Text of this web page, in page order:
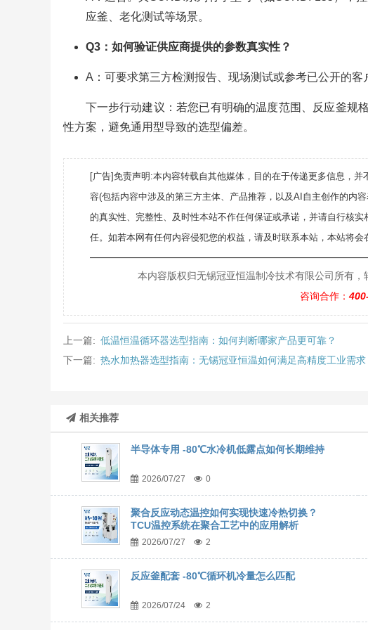
应釜、老化测试等场景。
Q3：如何验证供应商提供的参数真实性？
A：可要求第三方检测报告、现场测试或参考已公开的客
下一步行动建议：若您已有明确的温度范围、反应釜规
性方案，避免通用型导致的选型偏差。
[广告]免责声明:本内容转载自其他媒体，目的在于传递更多信息，
容(包括内容中涉及的第三方主体、产品推荐，以及AI自主创作的内
的真实性、完整性、及时性本站不作任何保证或承诺，并请自行核
任。如若本网有任何内容侵犯您的权益，请及时联系本站，本站将会
本内容版权归无锡冠亚恒温制冷技术有限公司所有
咨询合作：
上一篇: 低温恒温循环器选型指南：如何判断哪家产品更可靠？
下一篇: 热水加热器选型指南：无锡冠亚恒温如何满足高精度工业需求
相关推荐
半导体专用 -80℃水冷机低露点如何长期维持
2026/07/27 0
聚合反应动态温控如何实现快速冷热切换？
TCU温控系统在聚合工艺中的应用解析
2026/07/27 2
反应釜配套 -80℃循环机冷量怎么匹配
2026/07/24 2